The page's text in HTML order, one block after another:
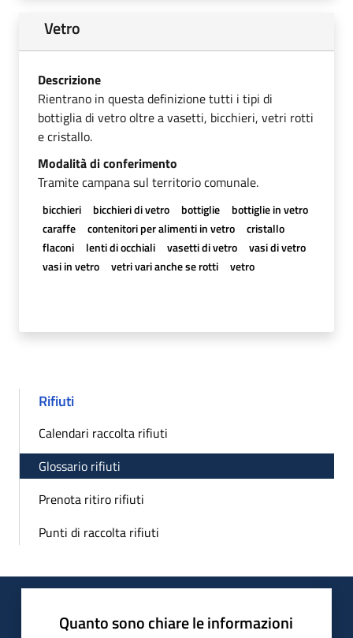
Vetro
Descrizione
Rientrano in questa definizione tutti i tipi di
bottiglia di vetro oltre a vasetti, bicchieri, vetri rotti
e cristallo.
Modalità di conferimento
Tramite campana sul territorio comunale.
bicchieri bicchieri di vetro bottiglie
bottiglie in vetro
caraffe
contenitori per alimenti in vetro
cristallo
flaconi
lenti di occhiali vasetti di vetro
vasi di vetro
vasi in vetro
vetri vari anche se rotti vetro
Rifiuti
Calendari raccolta rifiuti
Glossario rifiuti
Prenota ritiro rifiuti
Punti di raccolta rifiuti
Quanto sono chiare le informazioni